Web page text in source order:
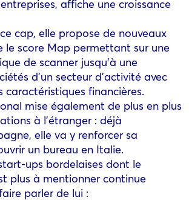
affiche une croissance
cap, elle propose de nouveaux
le score Map permettant sur une
de scanner jusqu’à une
d’un secteur d’activité avec
caractéristiques financières.
mise également de plus en plus
à l’étranger : déjà
elle va y renforcer sa
un bureau en Italie.
ups bordelaises dont le
plus à mentionner continue
parler de lui :